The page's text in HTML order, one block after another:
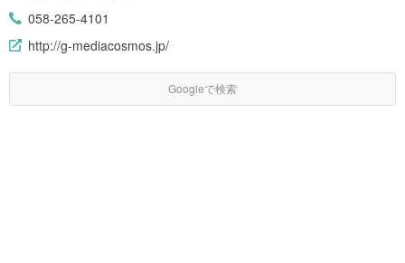
058-265-4101
http://g-mediacosmos.jp/
Googleで検索